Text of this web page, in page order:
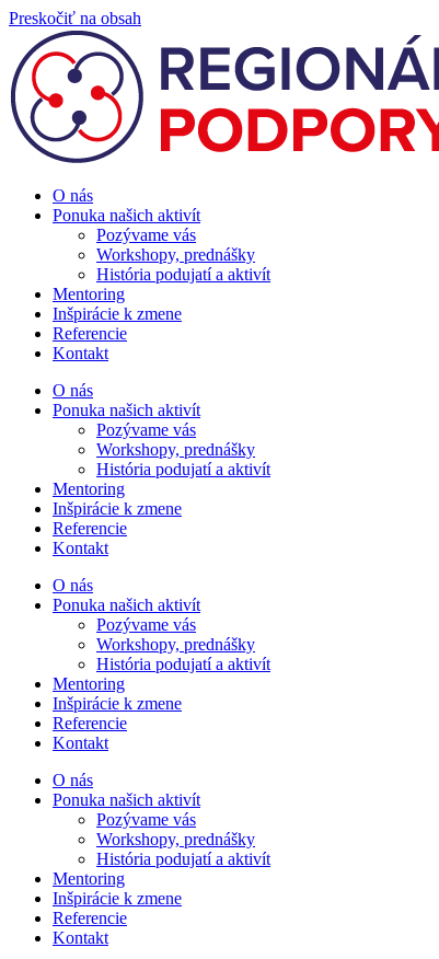
Preskočiť na obsah
O nás
Ponuka našich aktivít
Pozývame vás
Workshopy, prednášky
História podujatí a aktivít
Mentoring
Inšpirácie k zmene
Referencie
Kontakt
O nás
Ponuka našich aktivít
Pozývame vás
Workshopy, prednášky
História podujatí a aktivít
Mentoring
Inšpirácie k zmene
Referencie
Kontakt
O nás
Ponuka našich aktivít
Pozývame vás
Workshopy, prednášky
História podujatí a aktivít
Mentoring
Inšpirácie k zmene
Referencie
Kontakt
O nás
Ponuka našich aktivít
Pozývame vás
Workshopy, prednášky
História podujatí a aktivít
Mentoring
Inšpirácie k zmene
Referencie
Kontakt